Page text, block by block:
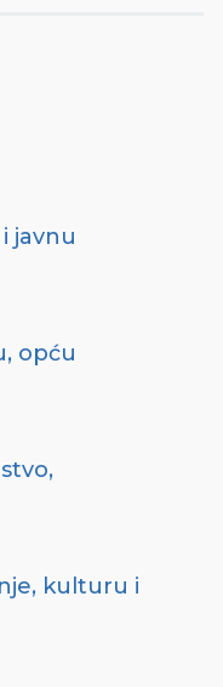
javnu
opću
kulturu i